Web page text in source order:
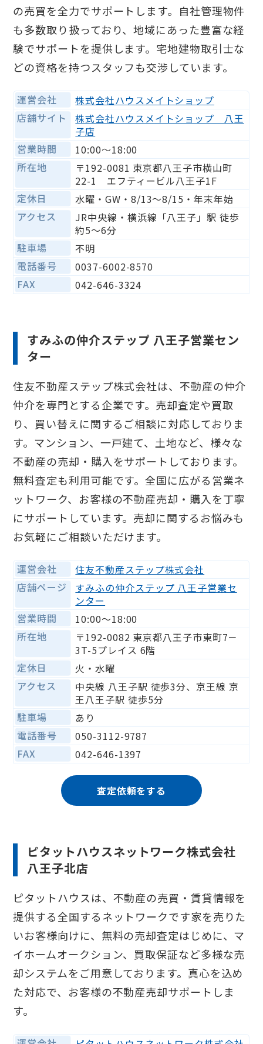
の売買を全力でサポートします。自社管理物件
も多数取り扱っており、地域にあった豊富な経
験でサポートを提供します。宅地建物取引士な
どの資格を持つスタッフも交渉しています。
運営会社
株式会社ハウスメイトショップ
店舗サイト
株式会社ハウスメイトショップ 八王
子店
営業時間
10:00〜18:00
所在地
〒192-0081 東京都八王子市横山町
22-1 エフティービル八王子1F
定休日
水曜・GW・8/13～8/15・年末年始
アクセス
JR中央線・横浜線「八王子」駅 徒歩
約5〜6分
駐車場
不明
電話番号
0037-6002-8570
FAX
042-646-3324
すみふの仲介ステップ 八王子営業セン
ター
住友不動産ステップ株式会社は、不動産の仲介
仲介を専門とする企業です。売却査定や買取
り、買い替えに関するご相談に対応しておりま
す。マンション、一戸建て、土地など、様々な
不動産の売却・購入をサポートしております。
無料査定も利用可能です。全国に広がる営業ネ
ットワーク、お客様の不動産売却・購入を丁寧
にサポートしています。売却に関するお悩みも
お気軽にご相談いただけます。
運営会社
住友不動産ステップ株式会社
店舗ページ
すみふの仲介ステップ 八王子営業セ
ンター
営業時間
10:00〜18:00
所在地
〒192-0082 東京都八王子市東町7－
3T-5プレイス 6階
定休日
火・水曜
アクセス
中央線 八王子駅 徒歩3分、京王線 京
王八王子駅 徒歩5分
駐車場
あり
電話番号
050-3112-9787
FAX
042-646-1397
査定依頼をする
ピタットハウスネットワーク株式会社
八王子北店
ピタットハウスは、不動産の売買・賃貸情報を
提供する全国するネットワークです家を売りた
いお客様向けに、無料の売却査定はじめに、マ
イホームオークション、買取保証など多様な売
却システムをご用意しております。真心を込め
た対応で、お客様の不動産売却サポートしま
す。